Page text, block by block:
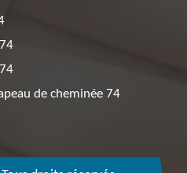
de cheminée 74